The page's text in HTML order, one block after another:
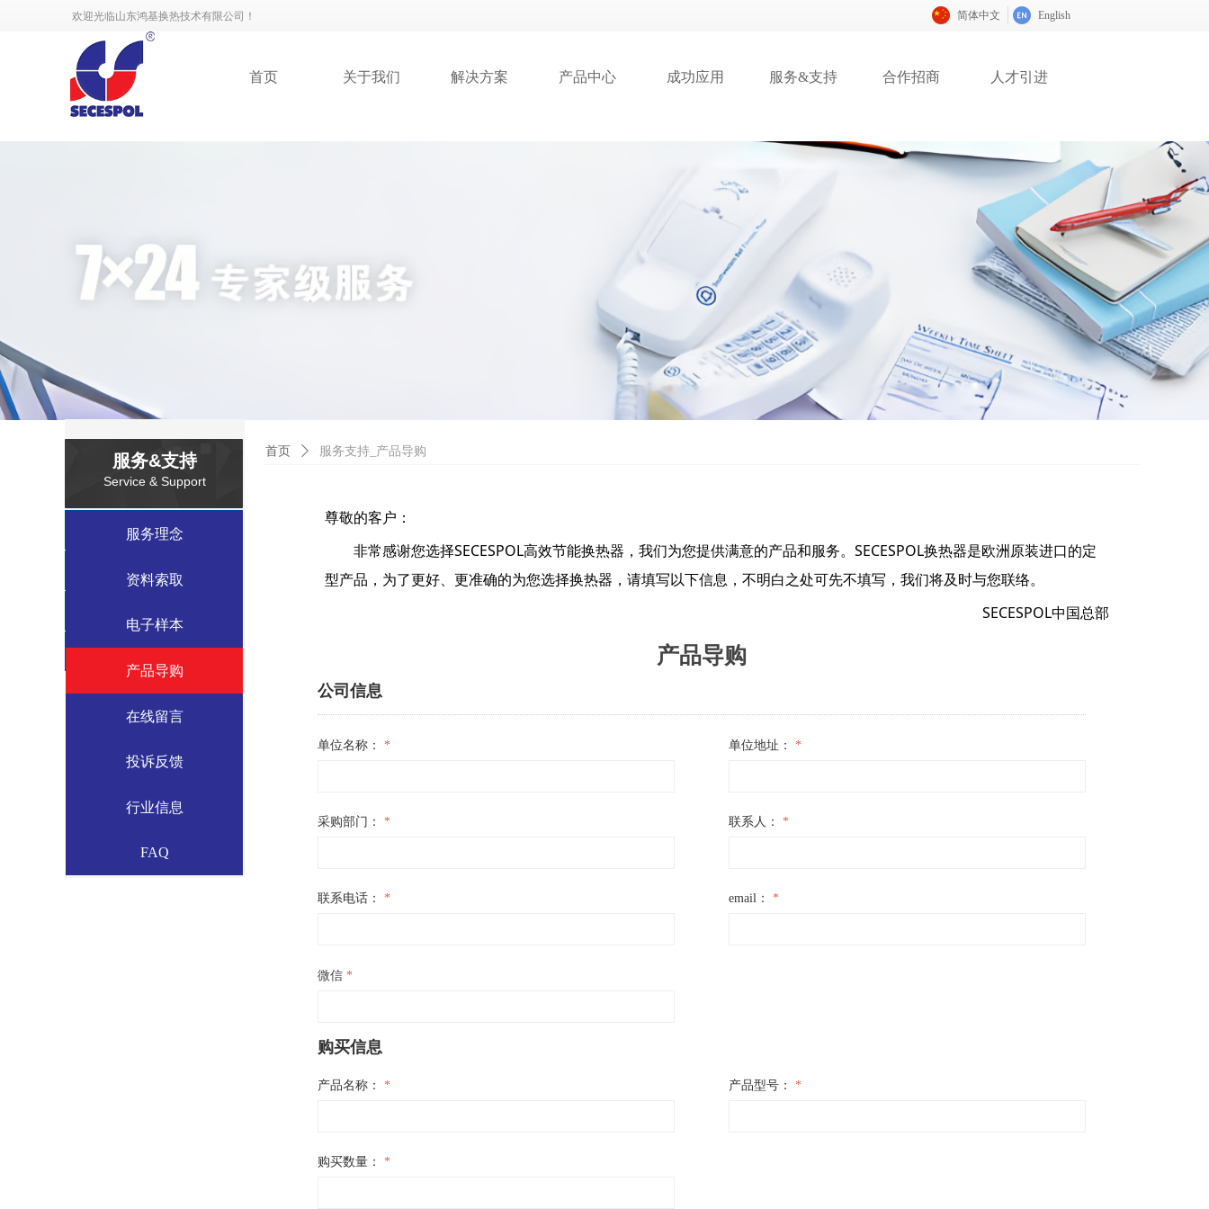
首页 关于我们 解决方案 产品中心 成功应用 服务&支持 合作招商 人才引进
欢迎光临山东鸿基换热技术有限公司！ 简体中文 English
尊敬的客户：
非常感谢您选择SECESPOL高效节能换热器，我们为您提供满意的产品和服务。SECESPOL换热器是欧洲原装进口的定
型产品，为了更好、更准确的为您选择换热器，请填写以下信息，不明白之处可先不填写，我们将及时与您联络。
SECESPOL中国总部
首页 ꄲ 服务支持_产品导购
产品导购
公司信息
单位名称： *
采购部门： *
联系电话： *
单位地址： *
联系人： *
email： *
微信 *
购买信息
产品名称： *
购买数量： *
产品型号： *
特种应用案例
工业应用案例
数据中心案例
服务理念
资料索取
电子样本
产品导购
在线留言
投诉反馈
行业信息
FAQ
服务&支持
Service & Support